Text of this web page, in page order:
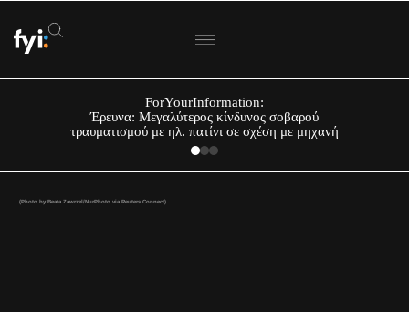
ForYourInformation:
Έρευνα: Μεγαλύτερος κίνδυνος σοβαρού
τραυματισμού με ηλ. πατίνι σε σχέση με μηχανή
(Photo by Beata Zawrzel/NurPhoto via Reuters Connect)